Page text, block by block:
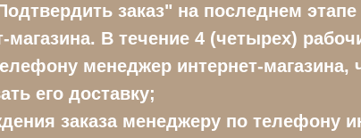
заказ" на последнем
магазина. В течение 4 (четырех)
менеджер интернет-
его доставку;
заказа менеджеру по телефону